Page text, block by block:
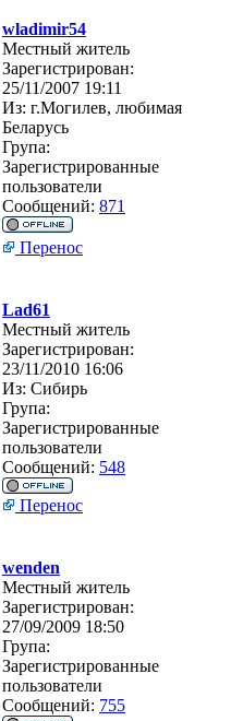
wladimir54
Местный житель
Зарегистрирован:
25/11/2007 19:11
Из: г.Могилев, любимая
Беларусь
Група:
Зарегистрированные
пользователи
Сообщений: 871
Перенос
Lad61
Местный житель
Зарегистрирован:
23/11/2010 16:06
Из: Сибирь
Група:
Зарегистрированные
пользователи
Сообщений: 548
Перенос
wenden
Местный житель
Зарегистрирован:
27/09/2009 18:50
Група:
Зарегистрированные
пользователи
Сообщений: 755